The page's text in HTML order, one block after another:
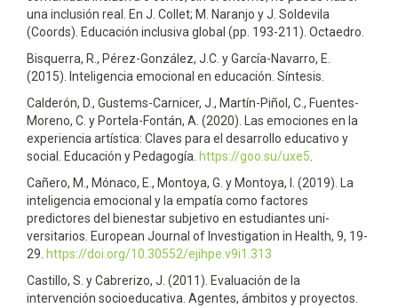
una inclusión real. En J. Collet; M. Naranjo y J. Soldevila
(Coords). Educación inclusiva global (pp. 193-211). Octaedro.
Bisquerra, R., Pérez-González, J.C. y García-Navarro, E.
(2015). Inteligencia emocional en educación. Síntesis.
Calderón, D., Gustems-Carnicer, J., Martín-Piñol, C., Fuentes-
Moreno, C. y Portela-Fontán, A. (2020). Las emociones en la
experiencia artística: Claves para el desarrollo educativo y
social. Educación y Pedagogía. https://goo.su/uxe5
Cañero, M., Mónaco, E., Montoya, G. y Montoya, I. (2019). La
inteligencia emocional y la empatía como factores
predictores del bienestar subjetivo en estudiantes uni-
versitarios. European Journal of Investigation in Health, 9, 19-
29. https://doi.org/10.30552/ejihpe.v9i1.313
Castillo, S. y Cabrerizo, J. (2011). Evaluación de la
intervención socioeducativa. Agentes, ámbitos y proyectos.